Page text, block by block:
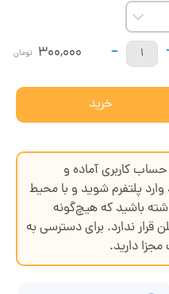
-
300,000 تومان
خرید
حساب کاربری آماده و
پلتفرم شوید و با محیط
باشید که هیچ‌گونه
قرار ندارد. برای دسترسی به
دارید.